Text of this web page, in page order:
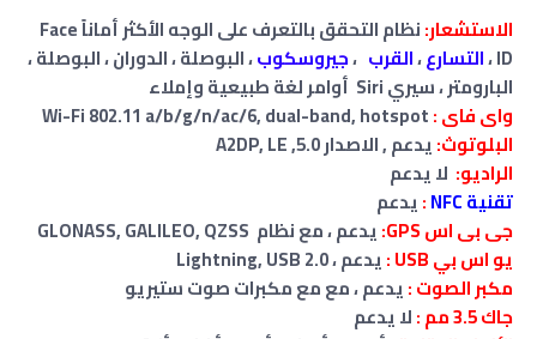
الاستشعار:
نظام التحقق بالتعرف على الوجه الأكثر أماناً Face
ID ، التسارع،القرب ،جيروسكوب، البوصلة ، الدوران ، البوصلة ،
البارومتر ، سيري Siri أوامر لغة طبيعية وإملاء
واى فاى :Wi-Fi 802.11 a/b/g/n/ac/6, dual-band, hotspot
البلوتوث:يدعم , الاصدار 5.0, A2DP, LE
الراديو: لا يدعم
تقنية NFC
:يدعم
جى بى اس GPS:
يدعم ، مع نظام GLONASS, GALILEO, QZSS
يو اس بي USB :
يدعم ، Lightning, USB 2.0
مكبر الصوت :يدعم ، مع مع مكبرات صوت ستيريو
جاك 3.5 مم :
لا يدعم